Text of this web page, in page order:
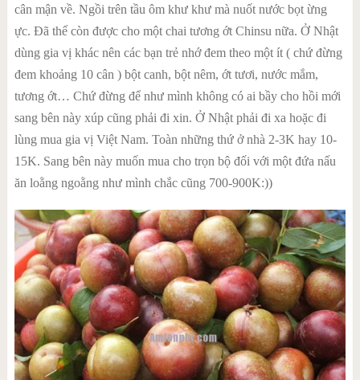
cân mận về. Ngồi trên tầu ôm khư khư mà nuốt nước bọt ừng
ực. Đã thế còn được cho một chai tương ớt Chinsu nữa. Ở Nhật
dùng gia vị khác nên các bạn trẻ nhớ đem theo một ít ( chứ đừng
đem khoảng 10 cân ) bột canh, bột nêm, ớt tươi, nước mắm,
tương ớt… Chứ đừng để như mình không có ai bầy cho hồi mới
sang bên này xúp cũng phải đi xin. Ở Nhật phải đi xa hoặc đi
lùng mua gia vị Việt Nam. Toàn những thứ ở nhà 2-3K hay 10-
15K. Sang bên này muốn mua cho trọn bộ đối với một đứa nấu
ăn loằng ngoằng như mình chắc cũng 700-900K:))